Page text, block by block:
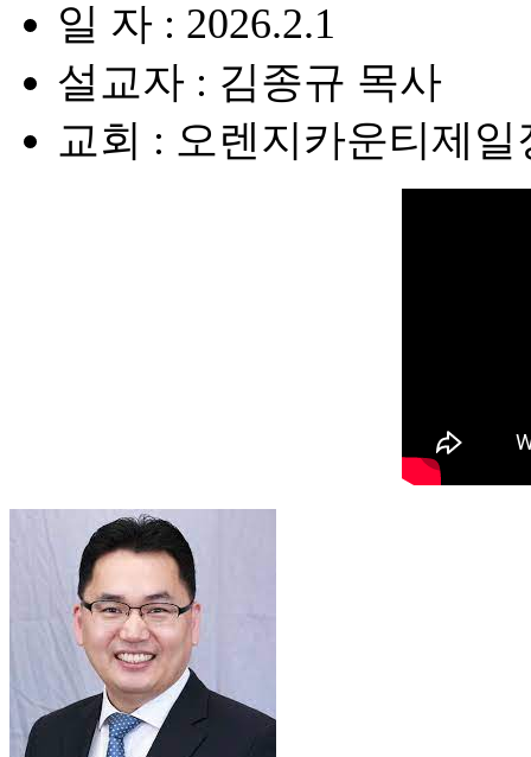
일 자 : 2026.2.1
설교자 : 김종규 목사
교회 : 오렌지카운티제